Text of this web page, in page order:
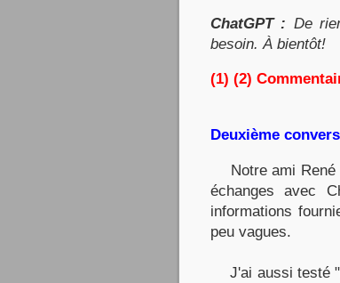
ChatGPT : De
besoin. À bientôt!
(1) (2)
Deuxième
Notre ami René
échanges avec
informations
peu vagues.
J'ai aussi testé